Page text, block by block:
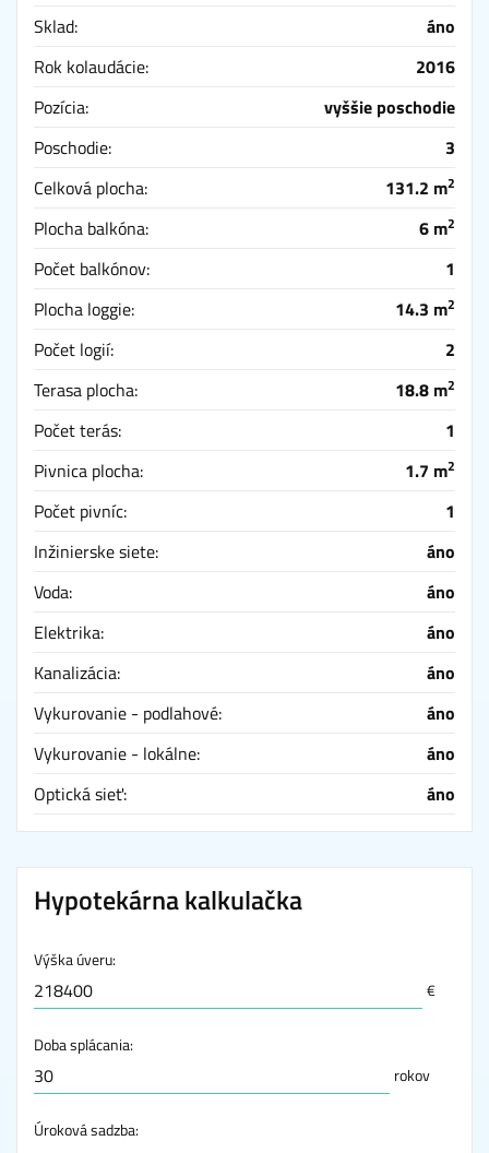
Sklad:
áno
Rok kolaudácie:
2016
Pozícia:
vyššie poschodie
Poschodie:
3
Celková plocha:
131.2 m2
Plocha balkóna: 6 m2
Počet balkónov:
1
Plocha loggie:
14.3 m2
Počet logií:
2
Terasa plocha:
18.8 m2
Počet terás:
1
Pivnica plocha:
1.7 m2
Počet pivníc:
1
Inžinierske siete:
áno
Voda:
áno
Elektrika:
áno
Kanalizácia:
áno
Vykurovanie - podlahové:
áno
Vykurovanie - lokálne:
áno
Optická sieť:
áno
Hypotekárna kalkulačka
Výška úveru:
€
Doba splácania:
rokov
Úroková sadzba: